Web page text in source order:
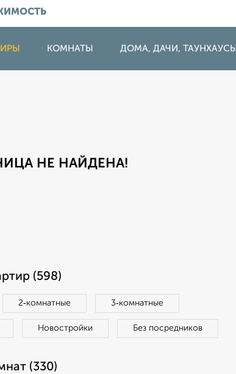
КОМНАТЫ ДОМА, ДАЧИ, ТАУНХАУСЫ
НЕ НАЙДЕНА!
(598)
2‑комнатные 3‑комнатные
Новостройки Без посредников
(330)